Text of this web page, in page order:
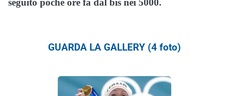
seguito poche ore fa dal bis nei 5000.
GUARDA LA GALLERY (4 foto)